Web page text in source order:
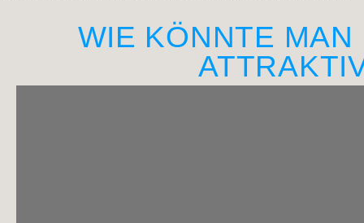
WIE KÖNNTE